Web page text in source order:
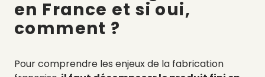
en France et si oui,
comment ?
Pour comprendre les enjeux de la fabrication